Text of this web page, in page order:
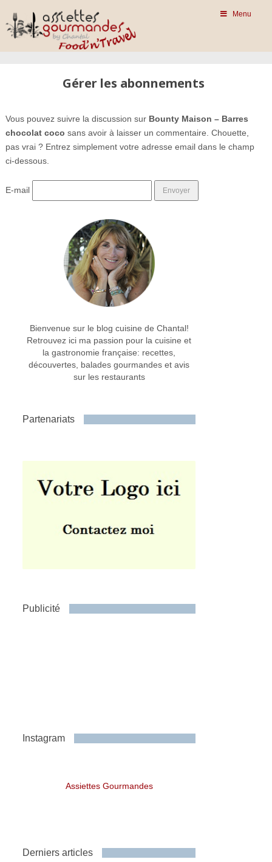
Menu
Gérer les abonnements
Vous pouvez suivre la discussion sur Bounty Maison – Barres
chocolat coco sans avoir à laisser un commentaire. Chouette,
pas vrai ? Entrez simplement votre adresse email dans le champ
ci-dessous.
E-mail
Bienvenue sur le blog cuisine de Chantal!
Retrouvez ici ma passion pour la cuisine et
la gastronomie française: recettes,
découvertes, balades gourmandes et avis
sur les restaurants
Partenariats
Publicité
Instagram
Assiettes Gourmandes
Derniers articles